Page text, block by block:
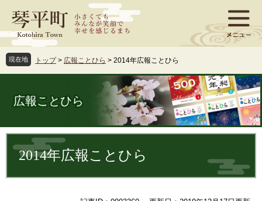
ジ
先
頭
ュ
を
飛
文
現在地 トップ > 広報ことひら > 2014年広報ことひら
広報ことひら
文 2014年広報ことひら